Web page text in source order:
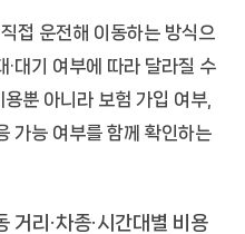
접 운전해 이동하는 방식으
·대기 여부에 따라 달라질 수
뿐 아니라 보험 가입 여부,
가능 여부를 함께 확인하는
거리·차종·시간대별 비용